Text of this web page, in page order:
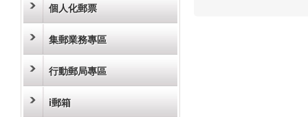
個人化郵票
集郵業務專區
行動郵局專區
i郵箱